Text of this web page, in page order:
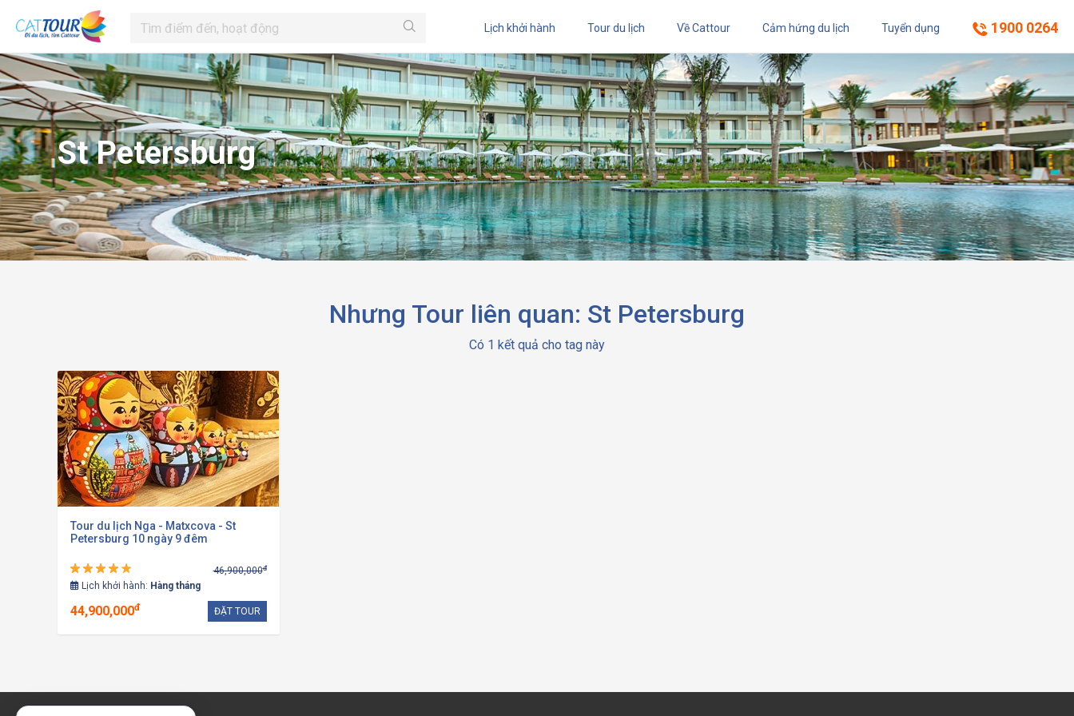
Lịch khởi hành Tour du lịch Về Cattour Cảm hứng du lịch Tuyển dụng 1900 0264
St Petersburg
Nhưng Tour liên quan: St Petersburg
Có 1 kết quả cho tag này
Tour du lịch Nga - Matxcova - St
Petersburg 10 ngày 9 đêm
46,900,000đ
Lịch khởi hành: Hàng tháng
44,900,000đ ĐẶT TOUR